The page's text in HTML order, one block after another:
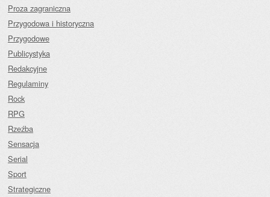
Proza zagraniczna
Przygodowa i historyczna
Przygodowe
Publicystyka
Redakcyjne
Regulaminy
Rock
RPG
Rzeźba
Sensacja
Serial
Sport
Strategiczne